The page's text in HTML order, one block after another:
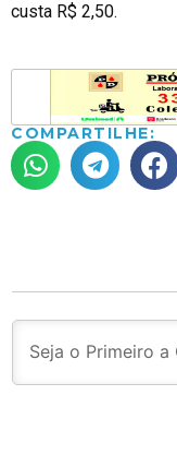
custa R$ 2,50.
COMPARTILHE: